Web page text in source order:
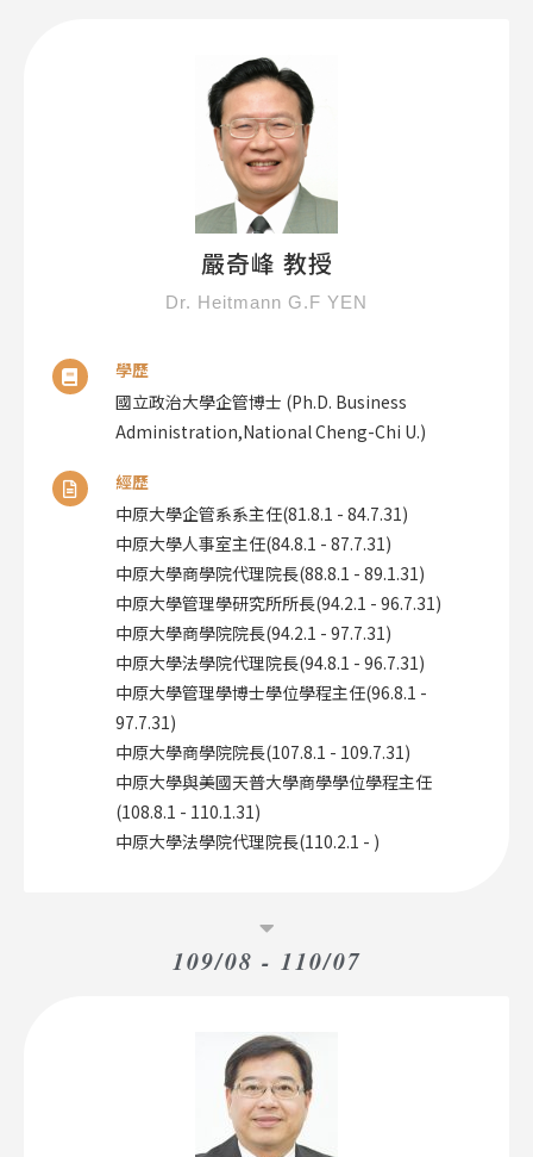
嚴奇峰 教授
Dr. Heitmann G.F YEN
學歷
國立政治大學企管博士 (Ph.D. Business
Administration,National Cheng-Chi U.)
經歷
中原大學企管系系主任(81.8.1 - 84.7.31)
中原大學人事室主任(84.8.1 - 87.7.31)
中原大學商學院代理院長(88.8.1 - 89.1.31)
中原大學管理學研究所所長(94.2.1 - 96.7.31)
中原大學商學院院長(94.2.1 - 97.7.31)
中原大學法學院代理院長(94.8.1 - 96.7.31)
中原大學管理學博士學位學程主任(96.8.1 -
97.7.31)
中原大學商學院院長(107.8.1 - 109.7.31)
中原大學與美國天普大學商學學位學程主任
(108.8.1 - 110.1.31)
中原大學法學院代理院長(110.2.1 - )
109/08 - 110/07